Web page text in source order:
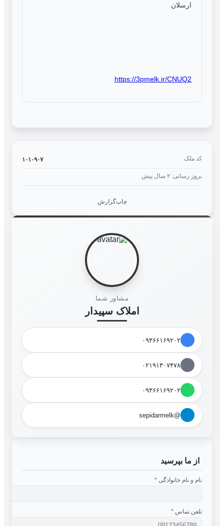
ارسلان
https://3pmelk.ir/CNUQ2
کد ملک ۱۰۱۰۹۰۷
بروز رسانی: ۲ سال پیش
چاپگزارش
مشاور شما
املاک سپیدار
۰۹۳۶۶۱۶۹۲۰۲
۰۲۱۹۱۳۰۷۴۷۸
۰۹۳۶۶۱۶۹۲۰۲
@sepidarmelk
از ما بپرسید
نام و نام خانوادگی *
تلفن تماس *